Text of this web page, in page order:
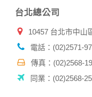
當您註冊成功，並登入
號、電子郵件、出生日
成功，並登入使用我們
其他除了上述，會保留
生的相關記錄，包括您
的瀏覽器予以標示，歸
台北總公司
10457 台北市中山
電話：(02)2571-
傳真：(02)2568-
同業：(02)2568-